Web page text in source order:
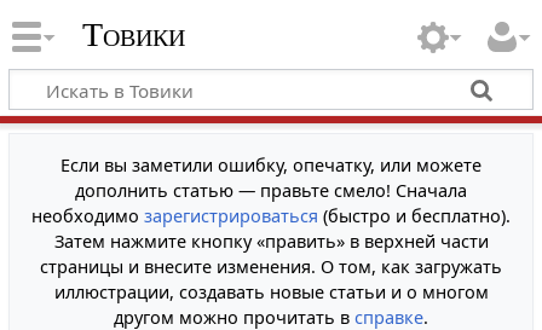
Товики
Если вы заметили ошибку, опечатку, или можете
дополнить статью — правьте смело! Сначала
необходимо зарегистрироваться (быстро и бесплатно).
Затем нажмите кнопку «править» в верхней части
страницы и внесите изменения. О том, как загружать
иллюстрации, создавать новые статьи и о многом
другом можно прочитать в справке.